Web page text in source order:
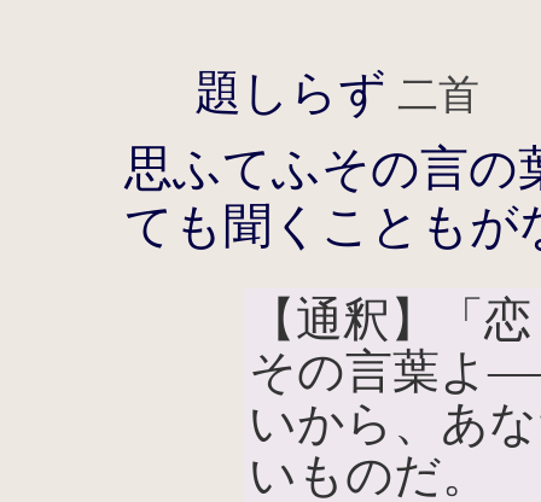
題しらず 二首
思ふてふその言の
ても聞くこともが
【通釈】「
その言葉よ
いから、あ
いものだ。